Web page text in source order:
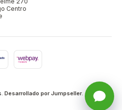
Centro
Desarrollado por Jumpseller.